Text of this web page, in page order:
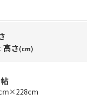
高さ(cm)
帖